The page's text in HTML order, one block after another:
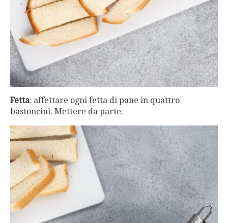
Fetta: affettare ogni fetta di pane in quattro
bastoncini. Mettere da parte.